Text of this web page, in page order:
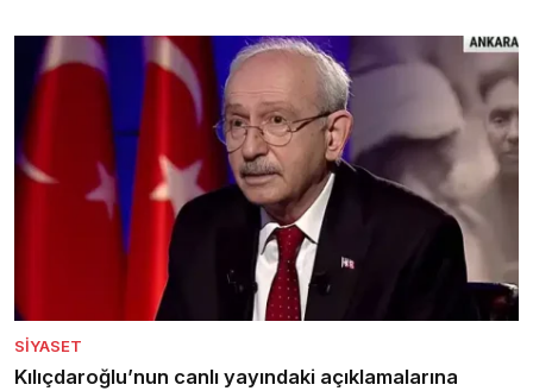
SIYASET
Kılıçdaroğlu’nun canlı yayındaki açıklamalarına